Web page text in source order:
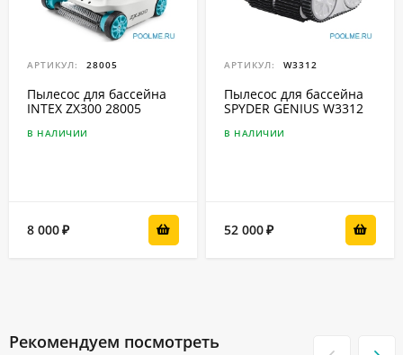
АРТИКУЛ: 28005
Пылесос для бассейна
INTEX ZX300 28005
В НАЛИЧИИ
8 000₽
АРТИКУЛ: W3312
Пылесос для бассейна
SPYDER GENIUS W3312
В НАЛИЧИИ
52 000₽
Рекомендуем посмотреть